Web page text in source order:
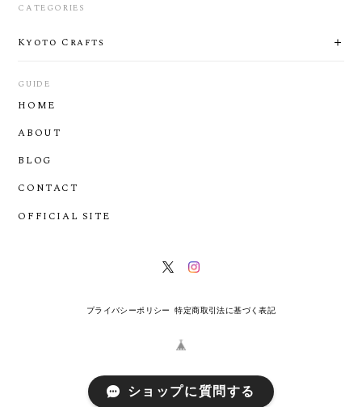
CATEGORIES
Kyoto Crafts
GUIDE
HOME
ABOUT
BLOG
CONTACT
OFFICIAL SITE
プライバシーポリシー 特定商取引法に基づく表記
ショップに質問する